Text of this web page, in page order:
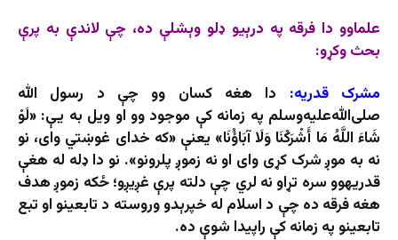
علماوو دا فرقه په درېیو ډلو وېشلې ده، چې لاندې به پرې
بحث وکړو:
مشرک قدریه: دا هغه کسان وو چې د رسول الله
صلی‌الله‌علیه‌وسلم په زمانه کې موجود وو او ویل به یې: «لَوْ
شَاءَ اللَّهُ مَا أَشْرَكْنَا وَلَا آبَاؤُنَا» یعنې «که خدای غوښتي وای، نو
نه به موږ شرک کړی وای او نه زموږ پلرونو». نو دا ډله له هغې
قدریه­وو سره تړاو نه لري چې دلته پرې غږیږو؛ ځکه زموږ هدف
هغه فرقه ده چې د اسلام له خپرېدو وروسته د تابعینو او تبع
تابعینو په زمانه کې راپیدا شوې ده.